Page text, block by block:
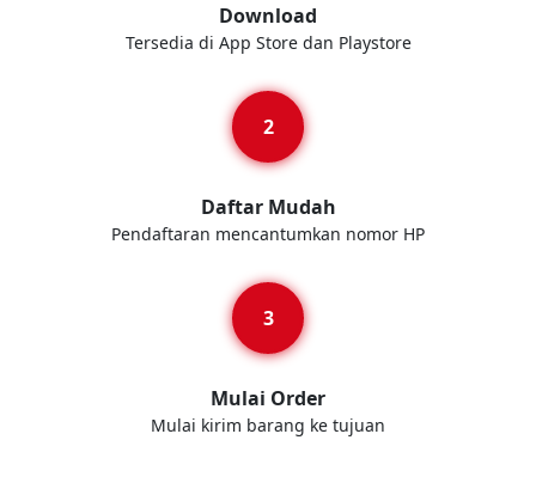
Download
Tersedia di App Store dan Playstore
Daftar Mudah
Pendaftaran mencantumkan nomor HP
Mulai Order
Mulai kirim barang ke tujuan